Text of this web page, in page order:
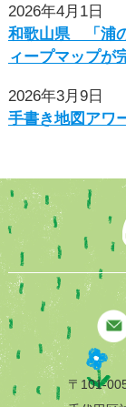
2026年4月1日
和歌山県 「浦
ィープマップが
2026年3月9日
手書き地図アワ
〒101-